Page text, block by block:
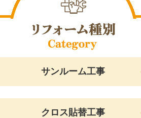
サンルーム工事
クロス貼替工事